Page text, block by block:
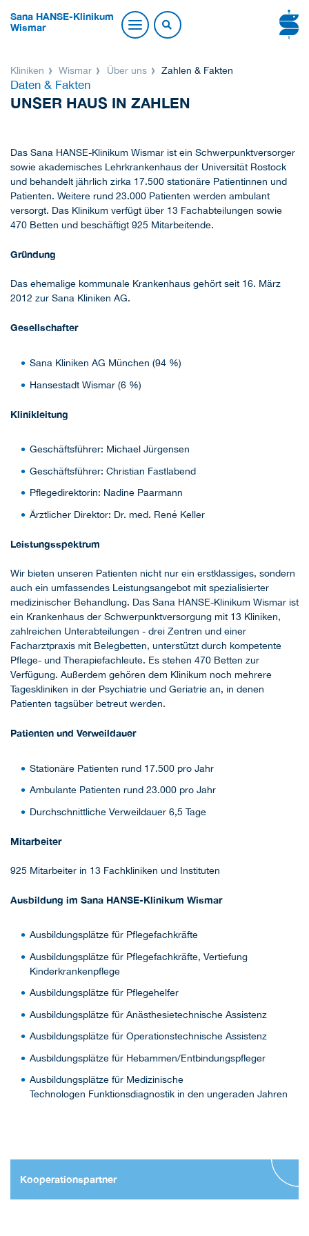
Sana HANSE-Klinikum
Wismar
Kliniken Wismar Über uns Zahlen & Fakten
Daten & Fakten
UNSER HAUS IN ZAHLEN
Das Sana HANSE-Klinikum Wismar ist ein Schwerpunktversorger
sowie akademisches Lehrkrankenhaus der Universität Rostock
und behandelt jährlich zirka 17.500 stationäre Patientinnen und
Patienten. Weitere rund 23.000 Patienten werden ambulant
versorgt. Das Klinikum verfügt über 13 Fachabteilungen sowie
470 Betten und beschäftigt 925 Mitarbeitende.
Gründung
Das ehemalige kommunale Krankenhaus gehört seit 16. März
2012 zur Sana Kliniken AG.
Gesellschafter
Sana Kliniken AG München (94 %)
Hansestadt Wismar (6 %)
Klinikleitung
Geschäftsführer: Michael Jürgensen
Geschäftsführer: Christian Fastlabend
Pflegedirektorin: Nadine Paarmann
Ärztlicher Direktor: Dr. med. René Keller
Leistungsspektrum
Wir bieten unseren Patienten nicht nur ein erstklassiges, sondern
auch ein umfassendes Leistungsangebot mit spezialisierter
medizinischer Behandlung. Das Sana HANSE-Klinikum Wismar ist
ein Krankenhaus der Schwerpunktversorgung mit 13 Kliniken,
zahlreichen Unterabteilungen - drei Zentren und einer
Facharztpraxis mit Belegbetten, unterstützt durch kompetente
Pflege- und Therapiefachleute. Es stehen 470 Betten zur
Verfügung. Außerdem gehören dem Klinikum noch mehrere
Tageskliniken in der Psychiatrie und Geriatrie an, in denen
Patienten tagsüber betreut werden.
Patienten und Verweildauer
Stationäre Patienten rund 17.500 pro Jahr
Ambulante Patienten rund 23.000 pro Jahr
Durchschnittliche Verweildauer 6,5 Tage
Mitarbeiter
925 Mitarbeiter in 13 Fachkliniken und Instituten
Ausbildung im Sana HANSE-Klinikum Wismar
Ausbildungsplätze für Pflegefachkräfte
Ausbildungsplätze für Pflegefachkräfte, Vertiefung
Kinderkrankenpflege
Ausbildungsplätze für Pflegehelfer
Ausbildungsplätze für Anästhesietechnische Assistenz
Ausbildungsplätze für Operationstechnische Assistenz
Ausbildungsplätze für Hebammen/Entbindungspfleger
Ausbildungsplätze für Medizinische
Technologen Funktionsdiagnostik in den ungeraden Jahren
Kooperationspartner